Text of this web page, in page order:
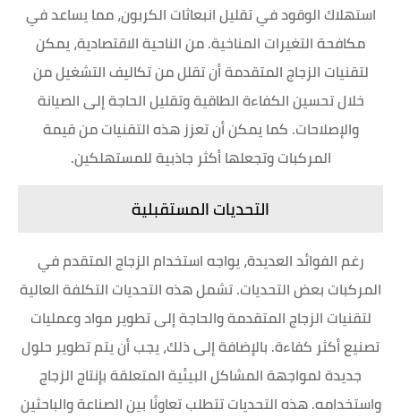
استهلاك الوقود في تقليل انبعاثات الكربون، مما يساعد في
مكافحة التغيرات المناخية. من الناحية الاقتصادية، يمكن
لتقنيات الزجاج المتقدمة أن تقلل من تكاليف التشغيل من
خلال تحسين الكفاءة الطاقية وتقليل الحاجة إلى الصيانة
والإصلاحات. كما يمكن أن تعزز هذه التقنيات من قيمة
المركبات وتجعلها أكثر جاذبية للمستهلكين.
التحديات المستقبلية
رغم الفوائد العديدة، يواجه استخدام الزجاج المتقدم في
المركبات بعض التحديات. تشمل هذه التحديات التكلفة العالية
لتقنيات الزجاج المتقدمة والحاجة إلى تطوير مواد وعمليات
تصنيع أكثر كفاءة. بالإضافة إلى ذلك، يجب أن يتم تطوير حلول
جديدة لمواجهة المشاكل البيئية المتعلقة بإنتاج الزجاج
واستخدامه. هذه التحديات تتطلب تعاونًا بين الصناعة والباحثين